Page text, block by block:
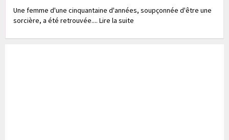
Une femme d'une cinquantaine d'années, soupçonnée d'être une
sorcière, a été retrouvée.... Lire la suite